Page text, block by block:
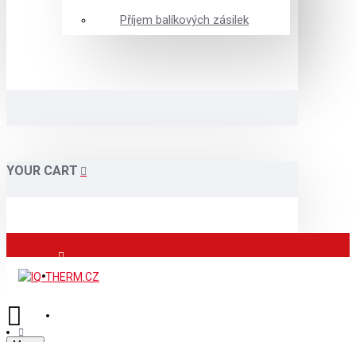
Příjem balíkových zásilek
YOUR CART
Přihlášení